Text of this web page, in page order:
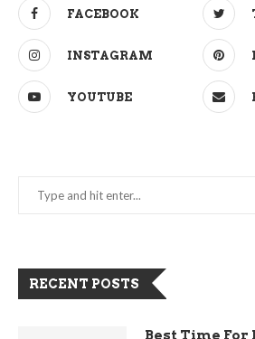
FACEBOOK
INSTAGRAM
YOUTUBE
RECENT POSTS
Best Time For